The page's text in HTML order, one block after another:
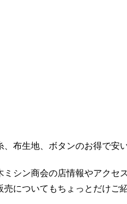
布生地、ボタンのお得で安
シン商会の店情報やアクセ
についてもちょっとだけご紹